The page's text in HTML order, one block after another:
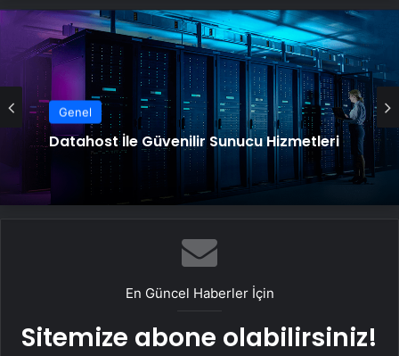
Genel
Datahost İle Güvenilir Sunucu Hizmetleri
En Güncel Haberler İçin
Sitemize abone olabilirsiniz!